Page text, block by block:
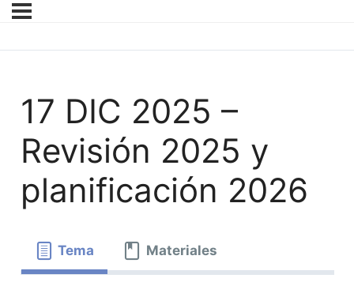
17 DIC 2025 –
Revisión 2025 y
planificación 2026
Tema Materiales